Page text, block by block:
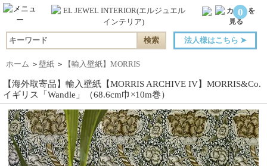
0
法人様はこちら ➤
ホーム ＞ 壁紙 ＞ 【輸入壁紙】MORRIS
【海外取寄品】輸入壁紙【MORRIS ARCHIVE IV】MORRIS&Co.
イギリス「Wandle」（68.6cm巾×10m巻）